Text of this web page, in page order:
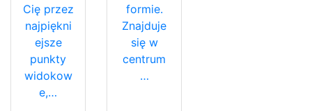
Cię przez
najpiękni
ejsze
punkty
widokow
e,…
formie.
Znajduje
się w
centrum
…